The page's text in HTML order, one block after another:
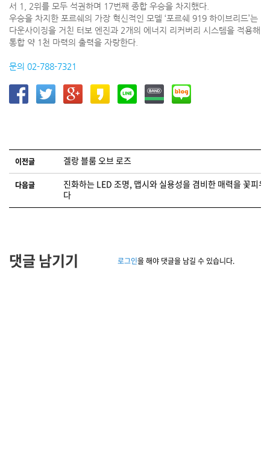
서 1, 2위를 모두 석권하며 17번째 종합 우승을 차지했다.
우승을 차지한 포르쉐의 가장 혁신적인 모델 ‘포르쉐 919 하이브리드’는
다운사이징을 거친 터보 엔진과 2개의 에너지 리커버리 시스템을 적용해
통합 약 1천 마력의 출력을 자랑한다.
문의 02-788-7321
글 네비게이션
이전글 겔랑 블룸 오브 로즈
다음글
진화하는 LED 조명, 맵시와 실용성을 겸비한 매력을 꽃피우
다
댓글 남기기 로그인을 해야 댓글을 남길 수 있습니다.